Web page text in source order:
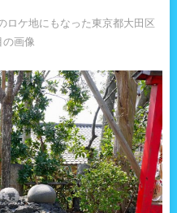
ロケ地にもなった東京都大田区
の画像